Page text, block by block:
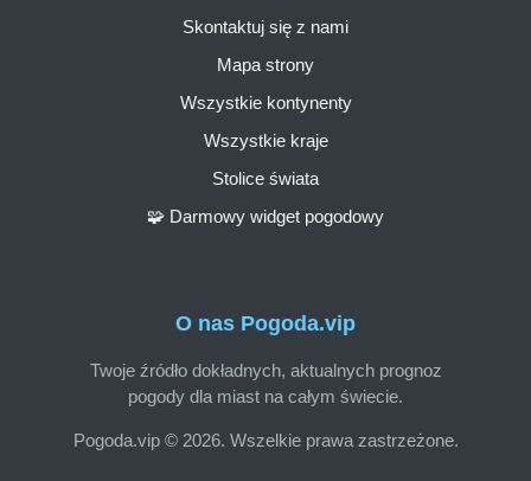
O nas Pogoda.vip
Twoje źródło dokładnych, aktualnych prognoz
pogody dla miast na całym świecie.
Pogoda.vip © 2026. Wszelkie prawa zastrzeżone.
Skontaktuj się z nami
Mapa strony
Wszystkie kontynenty
Wszystkie kraje
Stolice świata
🧩 Darmowy widget pogodowy